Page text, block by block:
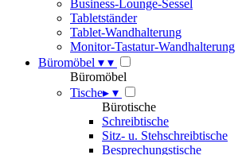
Business-Lounge-Sessel
Tabletständer
Tablet-Wandhalterung
Monitor-Tastatur-Wandhalterung
Büromöbel ▾ ▾
Büromöbel
Tische▸ ▾
Bürotische
Schreibtische
Sitz- u. Stehschreibtische
Besprechungstische